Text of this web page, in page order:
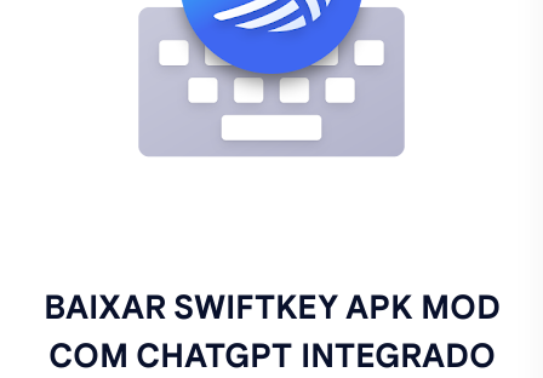
BAIXAR SWIFTKEY APK MOD
COM CHATGPT INTEGRADO